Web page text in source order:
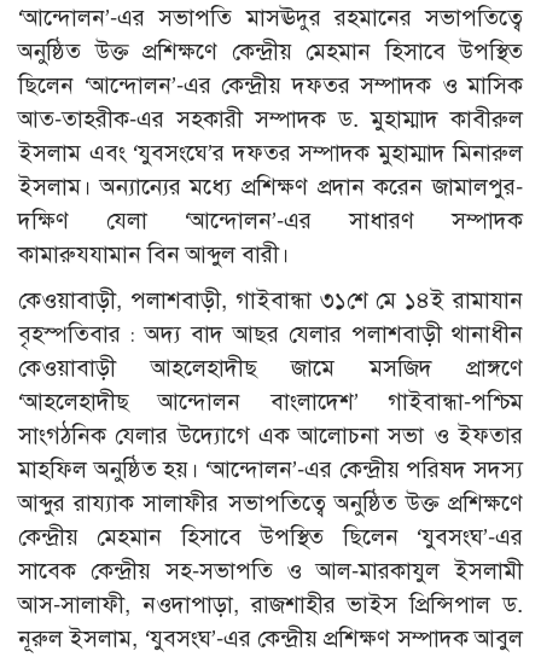
‘আন্দোলন’-এর সভাপতি মাসঊদুর রহমানের সভাপতিত্বে
অনুষ্ঠিত উক্ত প্রশিক্ষণে কেন্দ্রীয় মেহমান হিসাবে উপস্থিত
ছিলেন ‘আন্দোলন’-এর কেন্দ্রীয় দফতর সম্পাদক ও মাসিক
আত-তাহরীক-এর সহকারী সম্পাদক ড. মুহাম্মাদ কাবীরুল
ইসলাম এবং ‘যুবসংঘে’র দফতর সম্পাদক মুহাম্মাদ মিনারুল
ইসলাম। অন্যান্যের মধ্যে প্রশিক্ষণ প্রদান করেন জামালপুর-
দক্ষিণ যেলা ‘আন্দোলন’-এর সাধারণ সম্পাদক
কামারুযযামান বিন আব্দুল বারী।
কেওয়াবাড়ী, পলাশবাড়ী, গাইবান্ধা ৩১শে মে ১৪ই রামাযান
বৃহস্পতিবার : অদ্য বাদ আছর যেলার পলাশবাড়ী থানাধীন
কেওয়াবাড়ী আহলেহাদীছ জামে মসজিদ প্রাঙ্গণে
‘আহলেহাদীছ আন্দোলন বাংলাদেশ’ গাইবান্ধা-পশ্চিম
সাংগঠনিক যেলার উদ্যোগে এক আলোচনা সভা ও ইফতার
মাহফিল অনুষ্ঠিত হয়। ‘আন্দোলন’-এর কেন্দ্রীয় পরিষদ সদস্য
আব্দুর রায্যাক সালাফীর সভাপতিত্বে অনুষ্ঠিত উক্ত প্রশিক্ষণে
কেন্দ্রীয় মেহমান হিসাবে উপস্থিত ছিলেন ‘যুবসংঘ’-এর
সাবেক কেন্দ্রীয় সহ-সভাপতি ও আল-মারকাযুল ইসলামী
আস-সালাফী, নওদাপাড়া, রাজশাহীর ভাইস প্রিন্সিপাল ড.
নূরুল ইসলাম, ‘যুবসংঘ’-এর কেন্দ্রীয় প্রশিক্ষণ সম্পাদক আবুল